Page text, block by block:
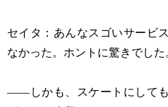
セイタ：あんなスゴいサービ
なかった。ホントに驚きでした
——しかも、スケートにして